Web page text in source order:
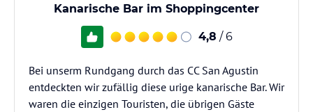
Kanarische Bar im Shoppingcenter
4,8 / 6
Bei unserm Rundgang durch das CC San Agustin
entdeckten wir zufällig diese urige kanarische Bar. Wir
waren die einzigen Touristen, die übrigen Gäste